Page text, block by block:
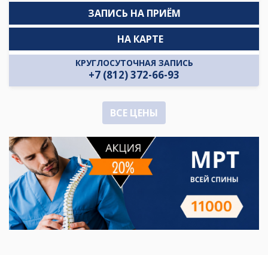
ЗАПИСЬ НА ПРИЁМ
КРУГЛОСУТОЧНАЯ ЗАПИСЬ
+7 (812) 372-66-93
НА КАРТЕ
ВСЕ ЦЕНЫ